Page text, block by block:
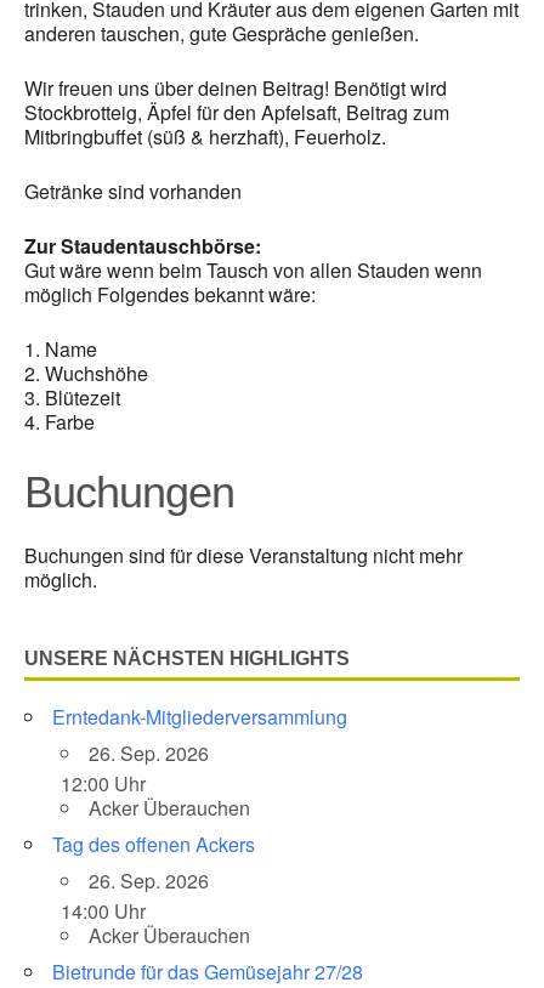
trinken, Stauden und Kräuter aus dem eigenen Garten mit
anderen tauschen, gute Gespräche genießen.
Wir freuen uns über deinen Beitrag! Benötigt wird
Stockbrotteig, Äpfel für den Apfelsaft, Beitrag zum
Mitbringbuffet (süß & herzhaft), Feuerholz.
Getränke sind vorhanden
Zur Staudentauschbörse:
Gut wäre wenn beim Tausch von allen Stauden wenn
möglich Folgendes bekannt wäre:
1. Name
2. Wuchshöhe
3. Blütezeit
4. Farbe
Buchungen
Buchungen sind für diese Veranstaltung nicht mehr
möglich.
UNSERE NÄCHSTEN HIGHLIGHTS
Erntedank-Mitgliederversammlung
26. Sep. 2026
12:00 Uhr
Acker Überauchen
Tag des offenen Ackers
26. Sep. 2026
14:00 Uhr
Acker Überauchen
Bietrunde für das Gemüsejahr 27/28